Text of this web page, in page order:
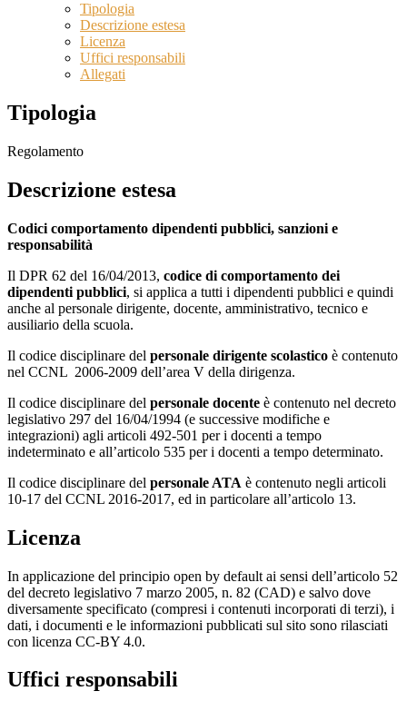
Tipologia
Descrizione estesa
Licenza
Uffici responsabili
Allegati
Tipologia
Regolamento
Descrizione estesa
Codici comportamento dipendenti pubblici, sanzioni e
responsabilità
Il DPR 62 del 16/04/2013, codice di comportamento dei
dipendenti pubblici, si applica a tutti i dipendenti pubblici e quindi
anche al personale dirigente, docente, amministrativo, tecnico e
ausiliario della scuola.
Il codice disciplinare del personale dirigente scolastico è contenuto
nel CCNL 2006-2009 dell’area V della dirigenza.
Il codice disciplinare del personale docente è contenuto nel decreto
legislativo 297 del 16/04/1994 (e successive modifiche e
integrazioni) agli articoli 492-501 per i docenti a tempo
indeterminato e all’articolo 535 per i docenti a tempo determinato.
Il codice disciplinare del personale ATA è contenuto negli articoli
10-17 del CCNL 2016-2017, ed in particolare all’articolo 13.
Licenza
In applicazione del principio open by default ai sensi dell’articolo 52
del decreto legislativo 7 marzo 2005, n. 82 (CAD) e salvo dove
diversamente specificato (compresi i contenuti incorporati di terzi), i
dati, i documenti e le informazioni pubblicati sul sito sono rilasciati
con licenza CC-BY 4.0.
Uffici responsabili